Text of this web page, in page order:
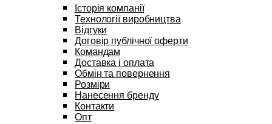
Історія компанії
Технології виробництва
Відгуки
Договір публічної оферти
Командам
Доставка і оплата
Обмін та повернення
Розміри
Нанесення бренду
Контакти
Опт